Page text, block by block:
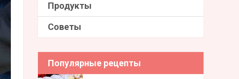
Продукты
Советы
Популярные рецепты